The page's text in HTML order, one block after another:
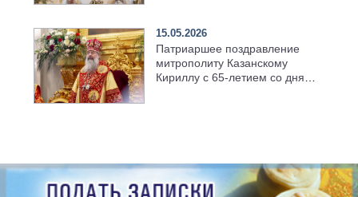
15.05.2026
Патриаршее поздравление
митрополиту Казанскому
Кириллу с 65-летием со дня